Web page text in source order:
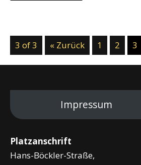
3 of 3 « Zurück 1 2 3
Impressum
Platzanschrift
Hans-Böckler-Straße,